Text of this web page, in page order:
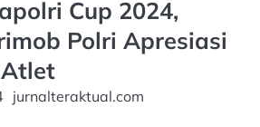
Cup 2024,
Polri Apresiasi
jurnalteraktual.com